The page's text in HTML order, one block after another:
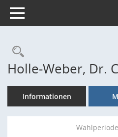
Toggle navigation
Rechercheauswahl
Holle-Weber, Dr.
Informationen